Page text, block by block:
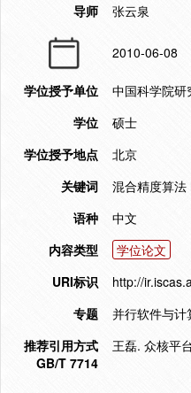
导师
张云泉
2010-06-08
学位授予单位
中国科学院研
学位
硕士
学位授予地点
北京
关键词
混合精度算
语种
中文
内容类型
学位论文
URI标识
http://
专题
并行软件与计
推荐引用方式
GB/T 7714
王磊. 众核平